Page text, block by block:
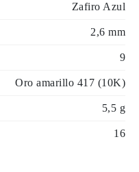
Zafiro Azul
2,6 mm
9
Oro amarillo 417 (10K)
5,5 g
16